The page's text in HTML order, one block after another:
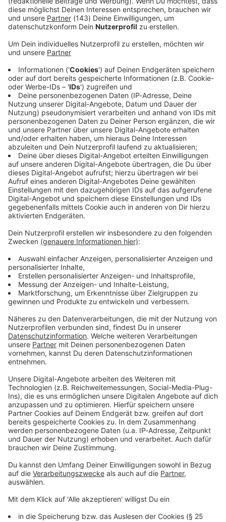
Empfang & Programm
Streams, Sendungen, Empfangswege, Mediathek,
Podcasts, Songsuche - alles rund ums Thema HÖREN
auf ROCK ANTENNE findet ihr hier.
Keep on rocking!
Verpass' nichts mehr mit unserem kostenlosen ROCK
ANTENNE Rock-Newsletter. Ob Musiknews,
Interviews, Quizspaß oder unsere neuesten Aktionen -
Du möchtest uns etwas sagen?
Studio Hotline
Kontaktformular
Sprachnachricht
DAS KÖNNTE DICH AUCH INTERESSIEREN
Interviews